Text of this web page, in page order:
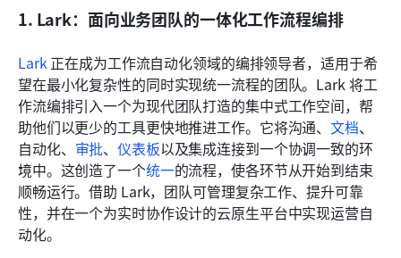
1. Lark：面向业务团队的一体化工作流程编排
Lark 正在成为工作流自动化领域的编排领导者，适用于希
望在最小化复杂性的同时实现统一流程的团队。Lark 将工
作流编排引入一个为现代团队打造的集中式工作空间，帮
助他们以更少的工具更快地推进工作。它将沟通、文档、
自动化、 审批、仪表板以及集成连接到一个协调一致的环
境中。这创造了一个统一的流程，使各环节从开始到结束
顺畅运行。借助 Lark，团队可管理复杂工作、提升可靠
性，并在一个为实时协作设计的云原生平台中实现运营自
动化。